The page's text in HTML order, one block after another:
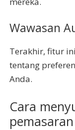
Wawasan
Terakhir, fitur
tentang
Anda.
Cara